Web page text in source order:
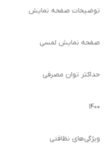
توضیحات صفحه نمایش
صفحه نمایش لمسی
حداکثر توان مصرفی
۱۴۰۰
ویژگی‌های نظافتی